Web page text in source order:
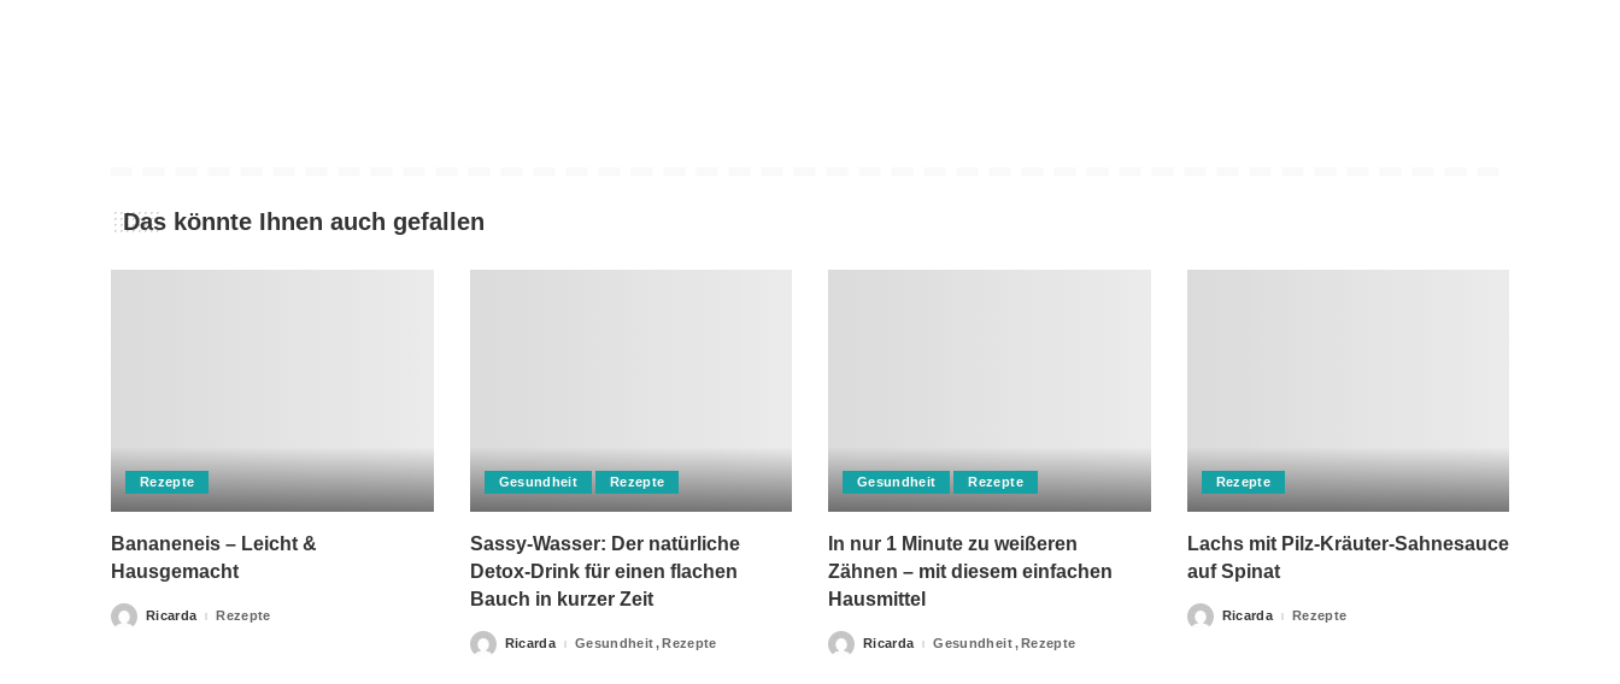
Das könnte Ihnen auch gefallen
Rezepte
Bananeneis – Leicht &
Hausgemacht
PostedRicarda Rezepte
Gesundheit Rezepte
Sassy-Wasser: Der natürliche
Detox-Drink für einen flachen
Bauch in kurzer Zeit
PostedRicarda Gesundheit Rezepte
Gesundheit Rezepte
In nur 1 Minute zu weißeren
Zähnen – mit diesem einfachen
Hausmittel
PostedRicarda Gesundheit Rezepte
Rezepte
Lachs mit Pilz-Kräuter-Sahnesauce
auf Spinat
PostedRicarda Rezepte